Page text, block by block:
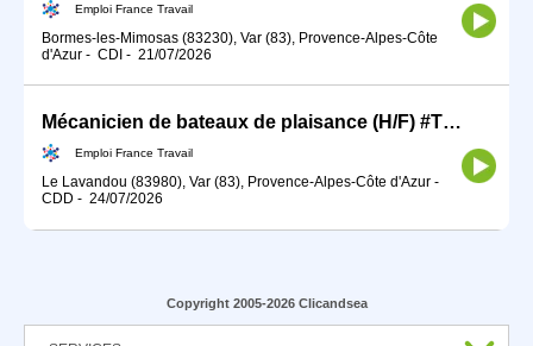
Emploi France Travail
Bormes-les-Mimosas (83230), Var (83), Provence-Alpes-Côte
d'Azur - CDI - 21/07/2026
Mécanicien de bateaux de plaisance (H/F) #TDFE2026
Emploi France Travail
Le Lavandou (83980), Var (83), Provence-Alpes-Côte d'Azur -
CDD - 24/07/2026
Copyright 2005-2026 Clicandsea